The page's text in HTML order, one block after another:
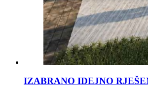
IZABRANO IDEJNO